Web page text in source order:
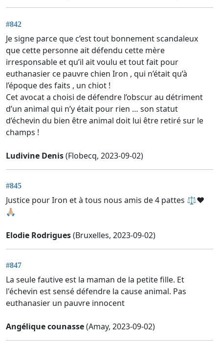
#842
Je signe parce que c’est tout bonnement scandaleux
que cette personne ait défendu cette mère
irresponsable et qu’il ait voulu et tout fait pour
euthanasier ce pauvre chien Iron , qui n’était qu’à
l’époque des faits , un chiot !
Cet avocat a choisi de défendre l’obscur au détriment
d’un animal qui n’y était pour rien … son statut
d’échevin du bien être animal doit lui être retiré sur le
champs !
Ludivine Denis(Flobecq, 2023-09-02)
#845
Justice pour Iron et à tous nous amis de 4 pattes ⚖️❤️
🙏🏼
Elodie Rodrigues(Bruxelles, 2023-09-02)
#847
La seule fautive est la maman de la petite fille. Et
l'échevin est sensé défendre la cause animal. Pas
euthanasier un pauvre innocent
Angélique counasse(Amay, 2023-09-02)